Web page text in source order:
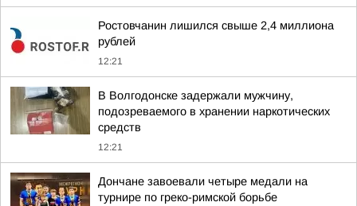
Ростовчанин лишился свыше 2,4 миллиона
рублей
12:21
В Волгодонске задержали мужчину,
подозреваемого в хранении наркотических
средств
12:21
Дончане завоевали четыре медали на
турнире по греко-римской борьбе